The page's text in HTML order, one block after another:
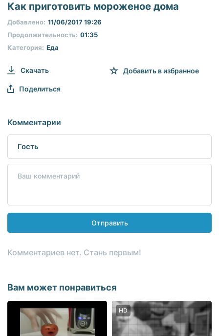
seconds
seconds
Как приготовить мороженое дома
Категория: Еда
Продолжительность: 01:35
Добавлено: 11/06/2017 19:26
Скачать Добавить в избранное
Поделиться
Комментарии
Отправить
Комментариев нет. Стань первым!
Вам может понравиться
HD